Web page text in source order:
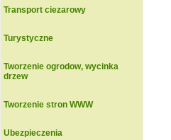
Transport ciezarowy
Turystyczne
Tworzenie ogrodow, wycinka
drzew
Tworzenie stron WWW
Ubezpieczenia